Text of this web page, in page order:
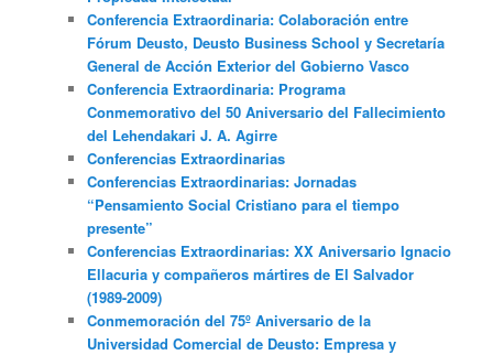
Conferencia Extraordinaria: Colaboración entre
Fórum Deusto, Deusto Business School y Secretaría
General de Acción Exterior del Gobierno Vasco
Conferencia Extraordinaria: Programa
Conmemorativo del 50 Aniversario del Fallecimiento
del Lehendakari J. A. Agirre
Conferencias Extraordinarias
Conferencias Extraordinarias: Jornadas
“Pensamiento Social Cristiano para el tiempo
presente”
Conferencias Extraordinarias: XX Aniversario Ignacio
Ellacuria y compañeros mártires de El Salvador
(1989-2009)
Conmemoración del 75º Aniversario de la
Universidad Comercial de Deusto: Empresa y